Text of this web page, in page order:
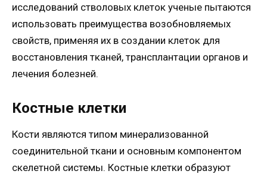
исследований стволовых клеток ученые пытаются
использовать преимущества возобновляемых
свойств, применяя их в создании клеток для
восстановления тканей, трансплантации органов и
лечения болезней.
Костные клетки
Кости являются типом минерализованной
соединительной ткани и основным компонентом
скелетной системы. Костные клетки образуют